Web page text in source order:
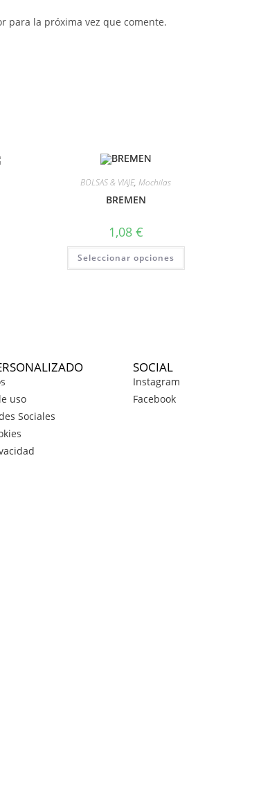
para la próxima vez que comente.
BOLSAS & VIAJE,Mochilas
BREMEN
1,08 €
Seleccionar opciones
uso
Sociales
SOCIAL
Instagram
Facebook